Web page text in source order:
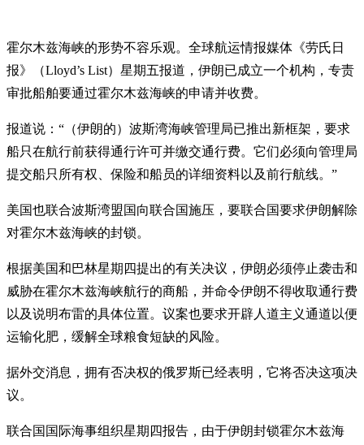
霍尔木兹海峡的形势不容乐观。全球航运情报媒体《劳氏日
报》（Lloyd’s List）星期五报道，伊朗已成立一个机构，专责
审批船舶要通过霍尔木兹海峡的申请并收费。
报道说：“（伊朗的）波斯湾海峡管理局已推出新框架，要求
船只在航行前获得通行许可并缴交通行费。它们必须向管理局
提交船只所有权、保险和船员的详细资料以及前行航线。”
美国也联合波斯湾盟国向联合国施压，要联合国要求伊朗解除
对霍尔木兹海峡的封锁。
根据美国和巴林星期四提出的有关决议，伊朗必须停止袭击和
威胁在霍尔木兹海峡航行的商船，并命令伊朗不得收取通行费
以及说明布雷的具体位置。议案也要求开辟人道主义通道以便
运输化肥，缓解全球粮食短缺的风险。
据外交消息，拥有否决权的俄罗斯已经表明，它将否决这项决
议。
联合国国际海事组织星期四报告，由于伊朗封锁霍尔木兹海